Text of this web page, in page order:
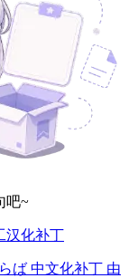
吧~
汉化补丁
ば 中文化补丁 由